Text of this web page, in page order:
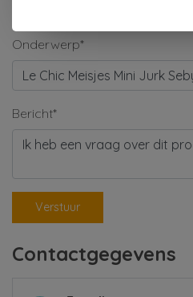
Onderwerp*
Bericht*
Verstuur
Contactgegevens